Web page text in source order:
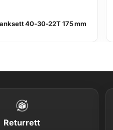
40-30-22T 175 mm
Returrett